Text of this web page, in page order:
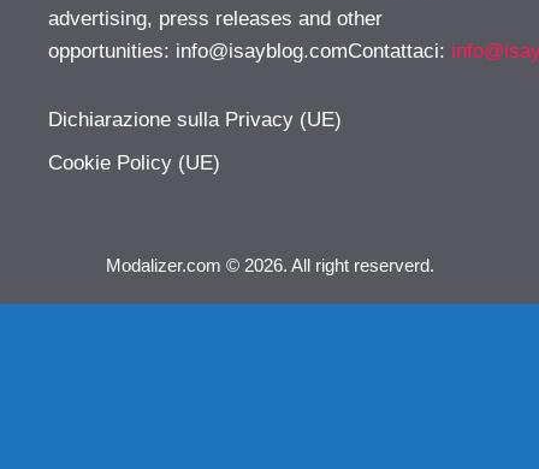
advertising, press releases and other
opportunities: info@isayblog.comContattaci:
Dichiarazione sulla Privacy (UE)
Cookie Policy (UE)
Modalizer.com © 2026. All right reserverd.